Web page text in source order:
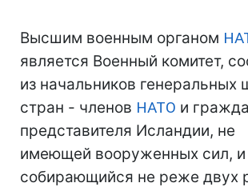
Высшим военным органом
является Военный комитет,
из начальников генеральных
стран - членов НАТО и
представителя Исландии, не
имеющей вооруженных сил, и
собирающийся не реже двух